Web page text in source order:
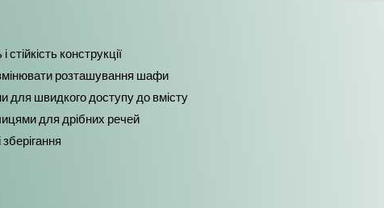
конструкції
змінювати розташування шафи
для швидкого доступу до вмісту
для дрібних речей